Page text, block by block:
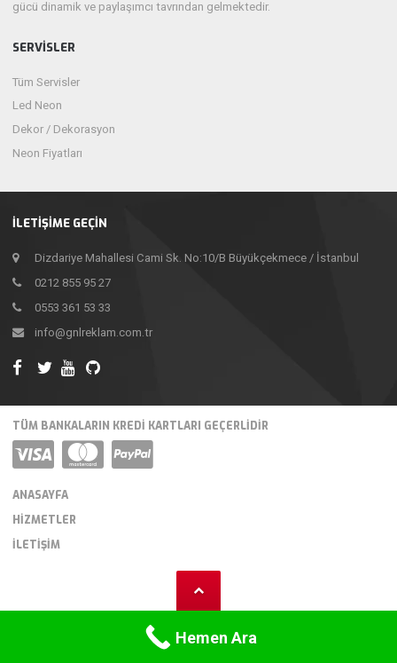
İLETIŞIME GEÇIN
Dizdariye Mahallesi Cami Sk. No:10/B Büyükçekmece / İstanbul
0212 855 95 27
0553 361 53 33
info@gnlreklam.com.tr
gücü dinamik ve paylaşımcı tavrından gelmektedir.
SERVISLER
Tüm Servisler
Led Neon
Dekor / Dekorasyon
Neon Fiyatları
TÜM BANKALARIN KREDI KARTLARI GEÇERLIDIR
ANASAYFA
HIZMETLER
İLETIŞIM
- GNL REKLAM TABELA MATBAA DİJİTAL BASKI
Hemen Ara